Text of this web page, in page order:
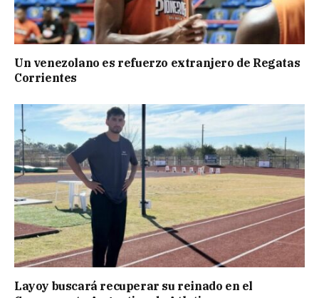
Un venezolano es refuerzo extranjero de Regatas
Corrientes
Layoy buscará recuperar su reinado en el